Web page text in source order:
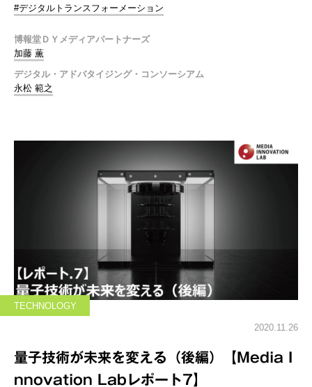
#デジタルトランスフォーメーション
博報堂ＤＹメディアパートナーズ
加藤 薫
デジタル・アドバタイジング・コンソーシアム
永松 範之
TECHNOLOGY
2020.11.26
量子技術が未来を変える（後編）【Media I
nnovation Labレポート7】